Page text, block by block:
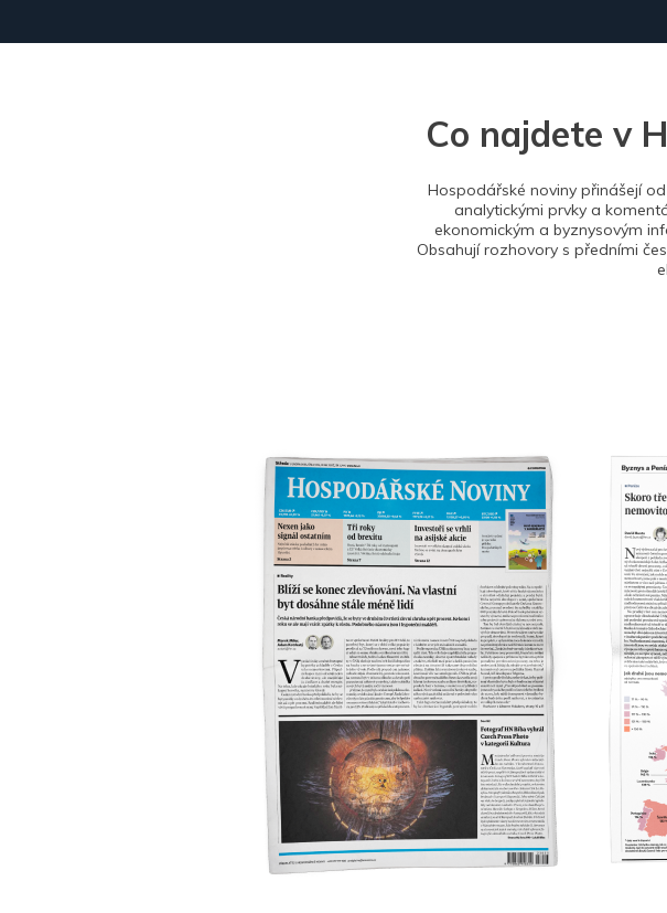
Co najdete v
Hospodářské noviny přinášejí
analytickými prvky a
ekonomickým a byznysovým
Obsahují rozhovory s předními